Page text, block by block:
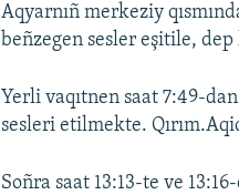
Aqyarnıñ merkeziy
beñzegen sesler eşitile,
Yerli vaqıtnen saat 7:49-
sesleri etilmekte.
Soñra saat 13:13-te ve